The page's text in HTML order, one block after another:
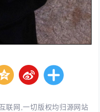
联网,一切版权均归源网站